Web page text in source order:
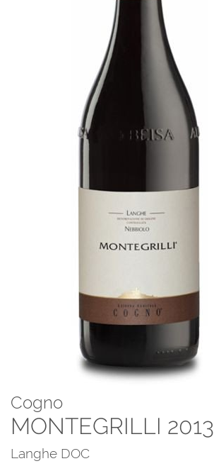
Cogno
MONTEGRILLI 2013
Langhe DOC